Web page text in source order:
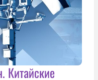
Китайские